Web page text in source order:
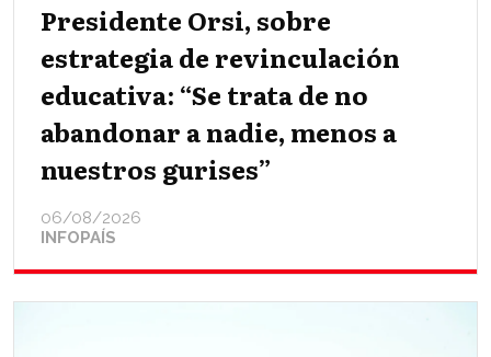
Presidente Orsi, sobre
estrategia de revinculación
educativa: “Se trata de no
abandonar a nadie, menos a
nuestros gurises”
INFOPAÍS
06/08/2026